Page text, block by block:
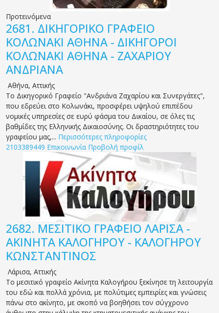
Προτεινόμενα
2681. ΔΙΚΗΓΟΡΙΚΟ ΓΡΑΦΕΙΟ
ΚΟΛΩΝΑΚΙ ΑΘΗΝΑ - ΔΙΚΗΓΟΡΟΙ
ΚΟΛΩΝΑΚΙ ΑΘΗΝΑ - ΖΑΧΑΡΙΟΥ
ΑΝΔΡΙΑΝΑ
Αθήνα, Αττικής
Το Δικηγορικό Γραφείο "Ανδριάνα Ζαχαρίου και Συνεργάτες",
που εδρεύει στο Κολωνάκι, προσφέρει υψηλού επιπέδου
νομικές υπηρεσίες σε ευρύ φάσμα του Δικαίου, σε όλες τις
βαθμίδες της Ελληνικής Δικαιοσύνης. Οι δραστηριότητες του
γραφείου μας,... Περισσότερες πληροφορίες
2103389449 Επικοινωνία Προβολή προφίλ
2682. ΜΕΣΙΤΙΚΟ ΓΡΑΦΕΙΟ ΛΑΡΙΣΑ -
ΑΚΙΝΗΤΑ ΚΑΛΟΓΗΡΟΥ - ΚΑΛΟΓΗΡΟΥ
ΚΩΝΣΤΑΝΤΙΝΟΣ
Λάρισα, Αττικής
Το μεσιτικό γραφείο Ακίνητα Καλογήρου ξεκίνησε τη λειτουργία
του εδώ και πολλά χρόνια, με πολύτιμες εμπειρίες και γνώσεις
πάνω στο ακίνητο, με σκοπό να βοηθήσει τον σύγχρονο